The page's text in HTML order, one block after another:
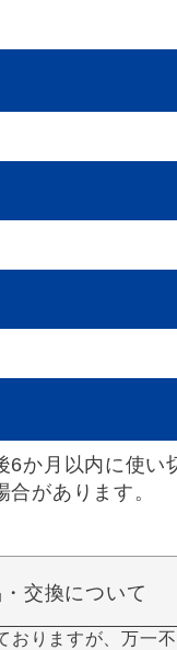
か月以内に使い
があります。
交換について
りますが、万一